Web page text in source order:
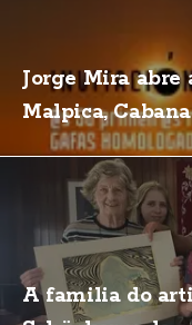
Jorge Mira abre
Malpica,
A familia do